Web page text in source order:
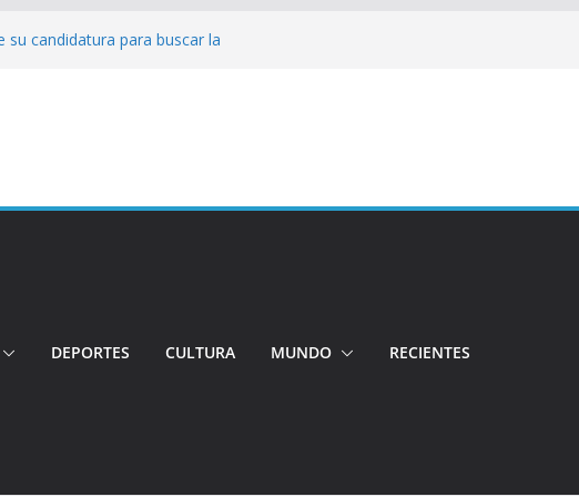
su candidatura para buscar la
Investigan crimen de un hombre en el
e incidentes marcaron la
DEPORTES CULTURA MUNDO RECIENTES